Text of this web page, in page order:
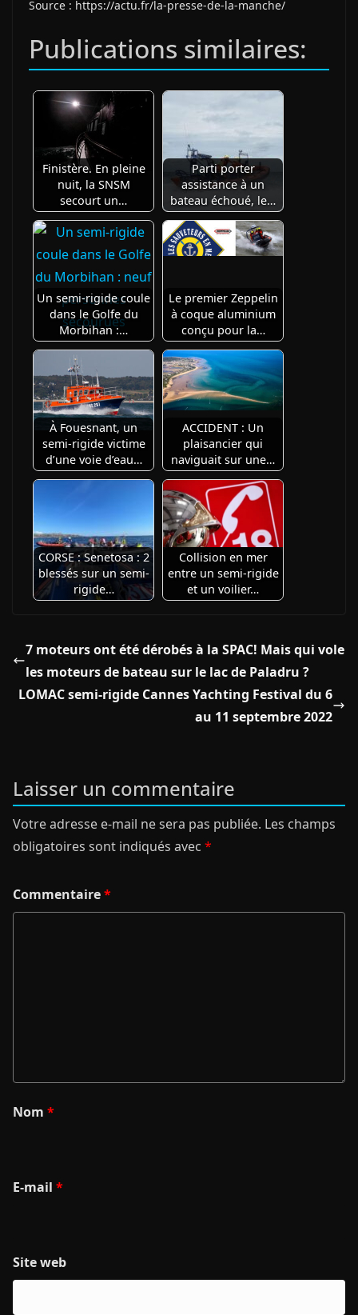
Source : https://actu.fr/la-presse-de-la-manche/
Publications similaires:
Finistère. En pleine
nuit, la SNSM
secourt un…
Parti porter
assistance à un
bateau échoué, le…
Un semi-rigide coule
dans le Golfe du
Morbihan :…
Le premier Zeppelin
à coque aluminium
conçu pour la…
À Fouesnant, un
semi-rigide victime
d’une voie d’eau…
ACCIDENT : Un
plaisancier qui
naviguait sur une…
CORSE : Senetosa : 2
blessés sur un semi-
rigide…
Collision en mer
entre un semi-rigide
et un voilier…
7 moteurs ont été dérobés à la SPAC! Mais qui vole
les moteurs de bateau sur le lac de Paladru ?
LOMAC semi-rigide Cannes Yachting Festival du 6
au 11 septembre 2022
Laisser un commentaire
Votre adresse e-mail ne sera pas publiée. Les champs
obligatoires sont indiqués avec *
Commentaire*
Nom *
E-mail *
Site web